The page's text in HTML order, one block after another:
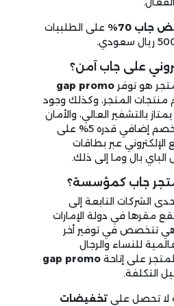
جاب 70%
على الطلبيات
ريال سعودي.
على جاب آمن؟
هو توفر gap promo
المتجر، وكذلك وجود
بالتشفير العالي، والأمان
خصم إضافي قدره 5% على
الإلكتروني عبر بطاقات
الباي بال وما إلى ذلك.
جاب كمؤسسة؟
الشركات التابعة إلى
مقرها في دولة الإمارات
تتخصص في توفير أخر
للنساء والرجال
على إتاحة gap promo
التكلفة.
تحصل على تخفيضات